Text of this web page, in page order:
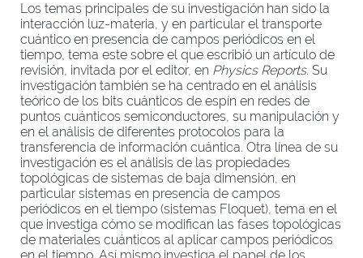
Los temas principales de su investigación han sido la
interacción luz-materia, y en particular el transporte
cuántico en presencia de campos periódicos en el
tiempo, tema este sobre el que escribió un artículo de
revisión, invitada por el editor, en Physics Reports. Su
investigación también se ha centrado en el análisis
teórico de los bits cuánticos de espín en redes de
puntos cuánticos semiconductores, su manipulación y
en el análisis de diferentes protocolos para la
transferencia de información cuántica. Otra línea de su
investigación es el análisis de las propiedades
topológicas de sistemas de baja dimensión, en
particular sistemas en presencia de campos
periódicos en el tiempo (sistemas Floquet), tema en el
que investiga cómo se modifican las fases topológicas
de materiales cuánticos al aplicar campos periódicos